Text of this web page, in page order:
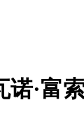
诺·富